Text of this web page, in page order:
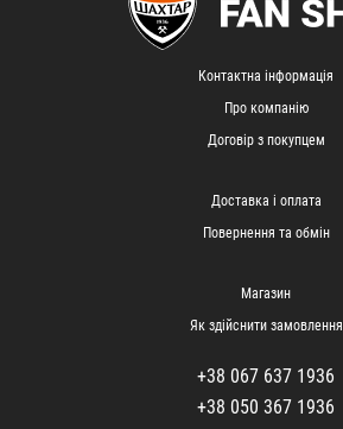
Контактна інформація
Про компанію
Договір з покупцем
Доставка і оплата
Повернення та обмін
Магазин
Як здійснити замовлення
+38 067 637 1936
+38 050 367 1936